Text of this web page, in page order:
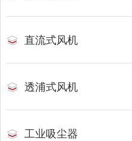
直流式风机
透浦式风机
工业吸尘器